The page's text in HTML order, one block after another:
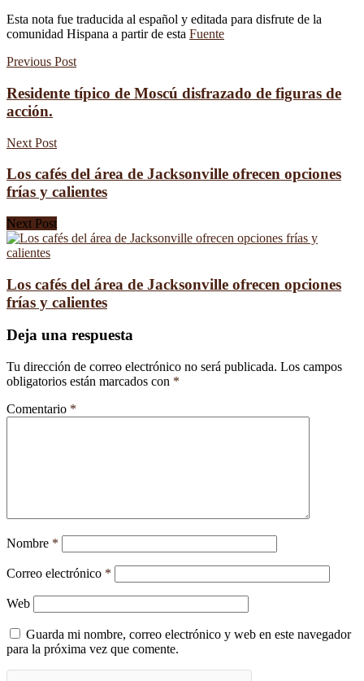
Esta nota fue traducida al español y editada para disfrute de la
comunidad Hispana a partir de esta Fuente
Previous Post
Residente típico de Moscú disfrazado de figuras de
acción.
Next Post
Los cafés del área de Jacksonville ofrecen opciones
frías y calientes
Next Post
Los cafés del área de Jacksonville ofrecen opciones
frías y calientes
Deja una respuesta
Tu dirección de correo electrónico no será publicada. Los campos
obligatorios están marcados con *
Comentario *
Nombre *
Correo electrónico *
Web
Guarda mi nombre, correo electrónico y web en este navegador
para la próxima vez que comente.